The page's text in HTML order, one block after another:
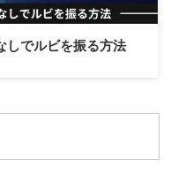
しでルビを振る方法